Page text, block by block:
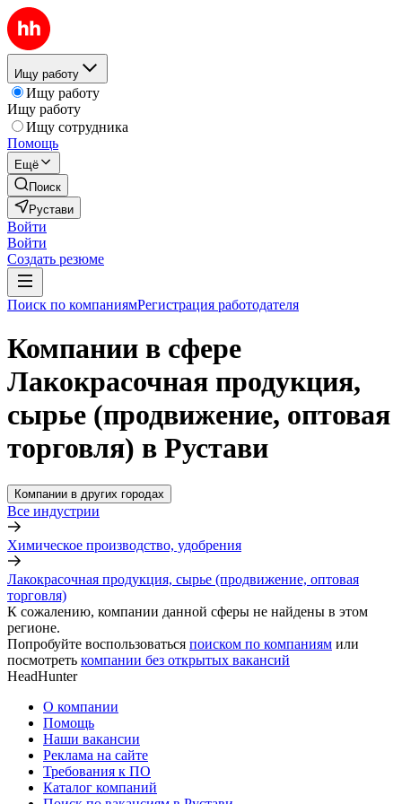
Ищу работу
Ищу работу
Ищу работу
Ищу сотрудника
Помощь
Ещё
Поиск
Рустави
Войти
Войти
Создать резюме
Поиск по компаниямРегистрация работодателя
Компании в сфере
Лакокрасочная продукция,
сырье (продвижение, оптовая
торговля) в Рустави
Компании в других городах
Все индустрии
Химическое производство, удобрения
Лакокрасочная продукция, сырье (продвижение, оптовая
торговля)
К сожалению, компании данной сферы не найдены в этом
регионе.
Попробуйте воспользоваться поиском по компаниям или
посмотреть компании без открытых вакансий
HeadHunter
О компании
Помощь
Наши вакансии
Реклама на сайте
Требования к ПО
Каталог компаний